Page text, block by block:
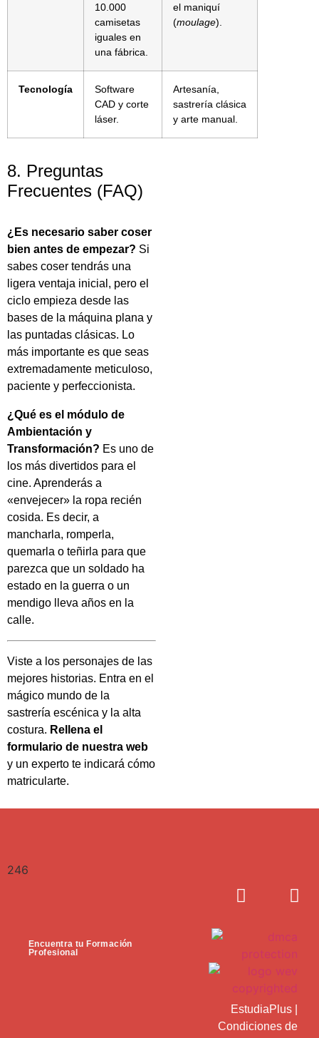
10.000
camisetas
iguales en
una fábrica.
el maniquí
(moulage).
Tecnología
Software
CAD y corte
láser.
Artesanía,
sastrería clásica
y arte manual.
8. Preguntas
Frecuentes (FAQ)
¿Es necesario saber coser
bien antes de empezar? Si
sabes coser tendrás una
ligera ventaja inicial, pero el
ciclo empieza desde las
bases de la máquina plana y
las puntadas clásicas. Lo
más importante es que seas
extremadamente meticuloso,
paciente y perfeccionista.
¿Qué es el módulo de
Ambientación y
Transformación? Es uno de
los más divertidos para el
cine. Aprenderás a
«envejecer» la ropa recién
cosida. Es decir, a
mancharla, romperla,
quemarla o teñirla para que
parezca que un soldado ha
estado en la guerra o un
mendigo lleva años en la
calle.
Viste a los personajes de las
mejores historias. Entra en el
mágico mundo de la
sastrería escénica y la alta
costura. Rellena el
formulario de nuestra web
y un experto te indicará cómo
matricularte.
246
Encuentra tu Formación
Profesional
EstudiaPlus
Condiciones de